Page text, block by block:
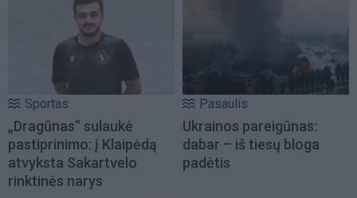
Sportas
„Dragūnas“ sulaukė
pastiprinimo: į Klaipėdą
atvyksta Sakartvelo
rinktinės narys
Pasaulis
Ukrainos pareigūnas:
dabar – iš tiesų bloga
padėtis